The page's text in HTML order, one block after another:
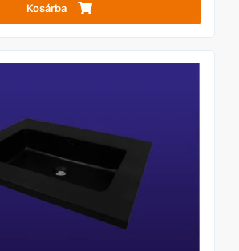
Kosárba